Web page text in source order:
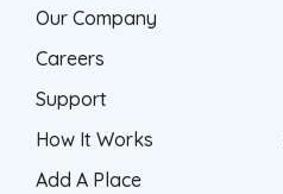
Our Company
Careers
Support
How It Works
Add A Place